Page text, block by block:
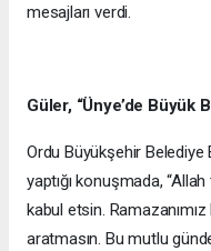
mesajları verdi.
Güler, “Ünye’de Büyük
Ordu Büyükşehir Belediye
yaptığı konuşmada,
kabul etsin.
aratmasın. Bu mutlu